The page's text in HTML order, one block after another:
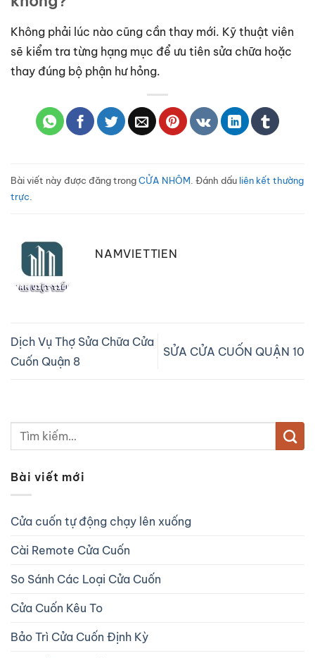
Không phải lúc nào cũng cần thay mới. Kỹ thuật viên
sẽ kiểm tra từng hạng mục để ưu tiên sửa chữa hoặc
thay đúng bộ phận hư hỏng.
Bài viết này được đăng trongCỬA NHÔM. Đánh dấu liên kết thường
trực.
NAMVIETTIEN
Dịch Vụ Thợ Sửa Chữa Cửa
Cuốn Quận 8
SỬA CỬA CUỐN QUẬN 10
Bài viết mới
Cửa cuốn tự động chạy lên xuống
Cài Remote Cửa Cuốn
So Sánh Các Loại Cửa Cuốn
Cửa Cuốn Kêu To
Bảo Trì Cửa Cuốn Định Kỳ